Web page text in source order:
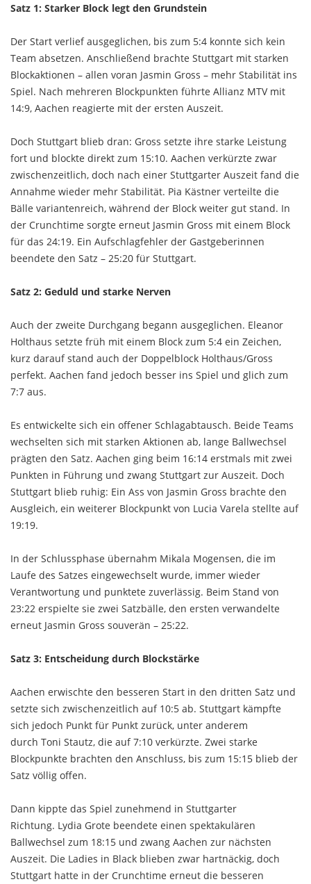
Satz 1: Starker Block legt den Grundstein
Der Start verlief ausgeglichen, bis zum 5:4 konnte sich kein
Team absetzen. Anschließend brachte Stuttgart mit starken
Blockaktionen – allen voran Jasmin Gross – mehr Stabilität ins
Spiel. Nach mehreren Blockpunkten führte Allianz MTV mit
14:9, Aachen reagierte mit der ersten Auszeit.
Doch Stuttgart blieb dran: Gross setzte ihre starke Leistung
fort und blockte direkt zum 15:10. Aachen verkürzte zwar
zwischenzeitlich, doch nach einer Stuttgarter Auszeit fand die
Annahme wieder mehr Stabilität. Pia Kästner verteilte die
Bälle variantenreich, während der Block weiter gut stand. In
der Crunchtime sorgte erneut Jasmin Gross mit einem Block
für das 24:19. Ein Aufschlagfehler der Gastgeberinnen
beendete den Satz – 25:20 für Stuttgart.
Satz 2: Geduld und starke Nerven
Auch der zweite Durchgang begann ausgeglichen. Eleanor
Holthaus setzte früh mit einem Block zum 5:4 ein Zeichen,
kurz darauf stand auch der Doppelblock Holthaus/Gross
perfekt. Aachen fand jedoch besser ins Spiel und glich zum
7:7 aus.
Es entwickelte sich ein offener Schlagabtausch. Beide Teams
wechselten sich mit starken Aktionen ab, lange Ballwechsel
prägten den Satz. Aachen ging beim 16:14 erstmals mit zwei
Punkten in Führung und zwang Stuttgart zur Auszeit. Doch
Stuttgart blieb ruhig: Ein Ass von Jasmin Gross brachte den
Ausgleich, ein weiterer Blockpunkt von Lucia Varela stellte auf
19:19.
In der Schlussphase übernahm Mikala Mogensen, die im
Laufe des Satzes eingewechselt wurde, immer wieder
Verantwortung und punktete zuverlässig. Beim Stand von
23:22 erspielte sie zwei Satzbälle, den ersten verwandelte
erneut Jasmin Gross souverän – 25:22.
Satz 3: Entscheidung durch Blockstärke
Aachen erwischte den besseren Start in den dritten Satz und
setzte sich zwischenzeitlich auf 10:5 ab. Stuttgart kämpfte
sich jedoch Punkt für Punkt zurück, unter anderem
durch Toni Stautz, die auf 7:10 verkürzte. Zwei starke
Blockpunkte brachten den Anschluss, bis zum 15:15 blieb der
Satz völlig offen.
Dann kippte das Spiel zunehmend in Stuttgarter
Richtung. Lydia Grote beendete einen spektakulären
Ballwechsel zum 18:15 und zwang Aachen zur nächsten
Auszeit. Die Ladies in Black blieben zwar hartnäckig, doch
Stuttgart hatte in der Crunchtime erneut die besseren